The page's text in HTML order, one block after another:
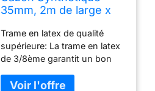
35mm, 2m de large x
Trame en latex de qualité
supérieure: La trame en latex
de 3/8ème garantit un bon
réaliste, offrant un